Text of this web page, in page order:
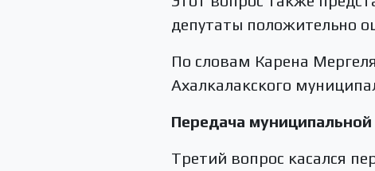
депутаты положительно
По словам Карена
Ахалкалакского
Передача
Третий вопрос касался